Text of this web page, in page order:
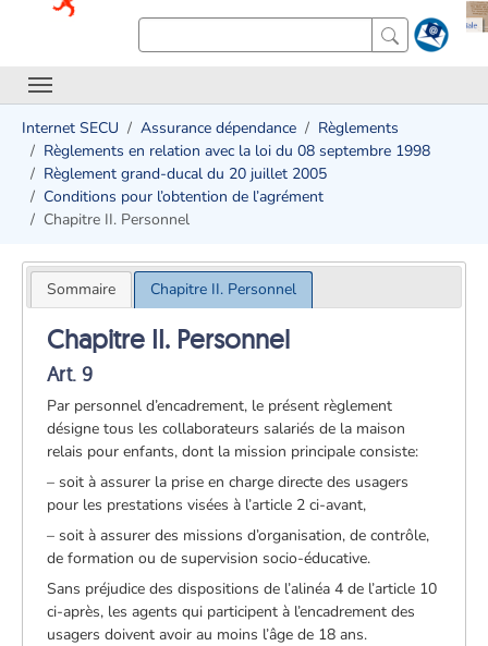
Internet SECU Assurance dépendance
Règlements
Règlements en relation avec la loi du 08 septembre 1998
Règlement grand-ducal du 20 juillet 2005
Conditions pour l’obtention de l’agrément
Chapitre II. Personnel
Sommaire Chapitre II. Personnel
Chapitre II. Personnel
Art. 9
Par personnel d’encadrement, le présent règlement
désigne tous les collaborateurs salariés de la maison
relais pour enfants, dont la mission principale consiste:
– soit à assurer la prise en charge directe des usagers
pour les prestations visées à l’article 2 ci-avant,
– soit à assurer des missions d’organisation, de contrôle,
de formation ou de supervision socio-éducative.
Sans préjudice des dispositions de l’alinéa 4 de l’article 10
ci-après, les agents qui participent à l’encadrement des
usagers doivent avoir au moins l’âge de 18 ans.